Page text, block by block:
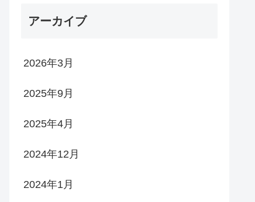
アーカイブ
2026年3月
2025年9月
2025年4月
2024年12月
2024年1月